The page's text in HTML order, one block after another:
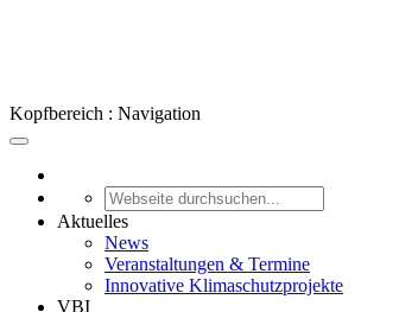
Kopfbereich : Navigation
Aktuelles
News
Veranstaltungen & Termine
Innovative Klimaschutzprojekte
VBI